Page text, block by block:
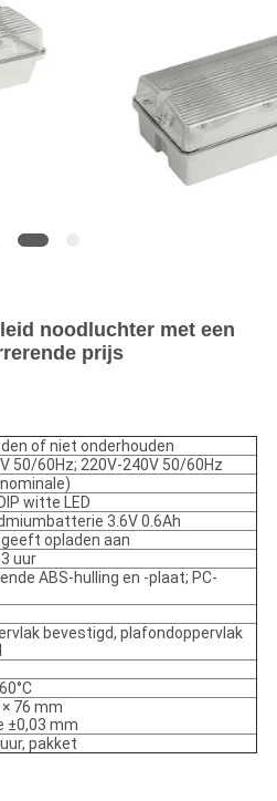
noodluchter met een
prijs
of niet onderhouden
50/60Hz; 220V-240V 50/60Hz
witte LED
3.6V 0.6Ah
geeft opladen aan
uur
ABS-hulling en -plaat; PC-
bevestigd, plafondoppervlak
76 mm
±0,03 mm
pakket